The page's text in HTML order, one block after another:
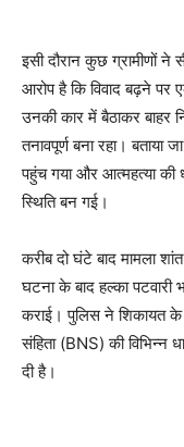
इसी दौरान कुछ ग्रामीणों ने
आरोप है कि विवाद बढ़ने पर
उनकी कार में बैठाकर बाहर
तनावपूर्ण बना रहा। बताया
पहुंच गया और आत्महत्या
स्थिति बन गई।
करीब दो घंटे बाद मामला
घटना के बाद हल्का पटवारी
कराई। पुलिस ने शिकायत के
संहिता (BNS) की
दी है।